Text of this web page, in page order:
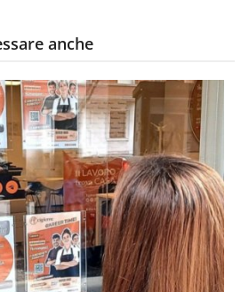
anche